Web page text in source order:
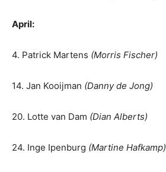
April:
4. Patrick Martens (Morris Fischer)
14. Jan Kooijman (Danny de Jong)
20. Lotte van Dam (Dian Alberts)
24. Inge Ipenburg (Martine Hafkamp)